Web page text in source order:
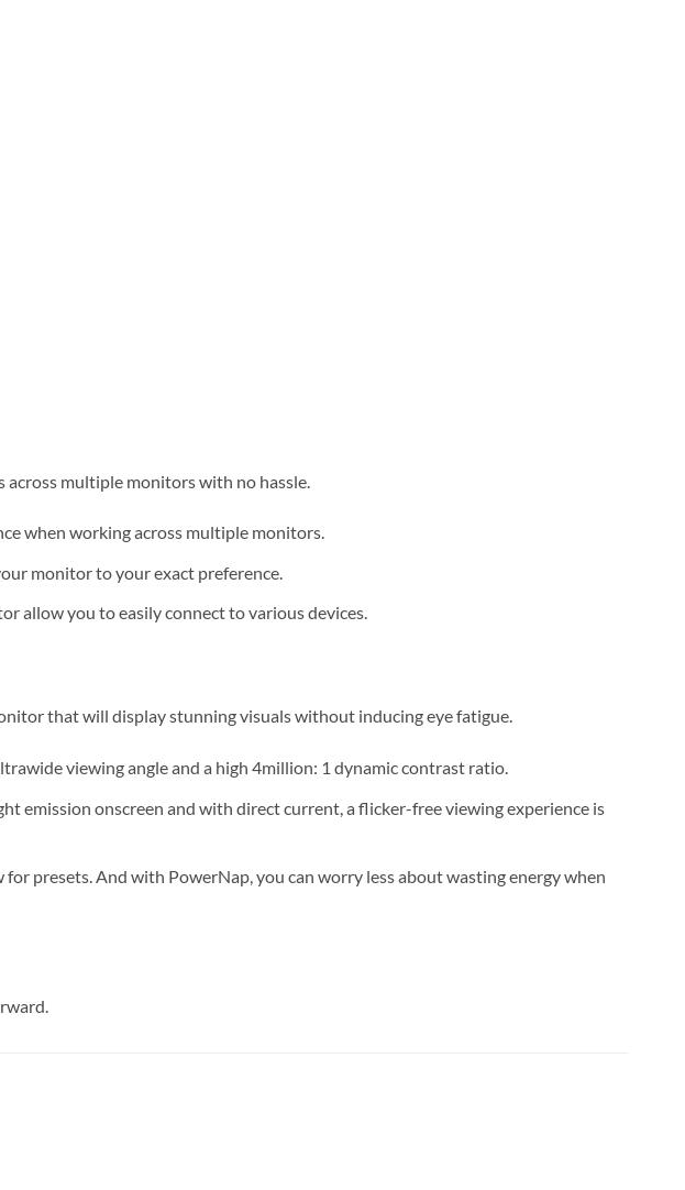
across multiple monitors with no hassle.
when working across multiple monitors.
monitor to your exact preference.
allow you to easily connect to various devices.
that will display stunning visuals without inducing eye fatigue.
viewing angle and a high 4million: 1 dynamic contrast ratio.
emission onscreen and with direct current, a flicker-free viewing experience is
presets. And with PowerNap, you can worry less about wasting energy when